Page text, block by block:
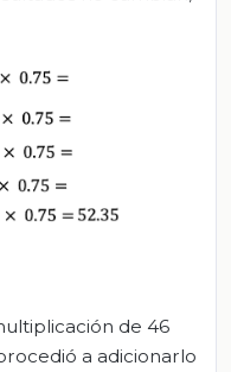
de 46
a adicionarlo